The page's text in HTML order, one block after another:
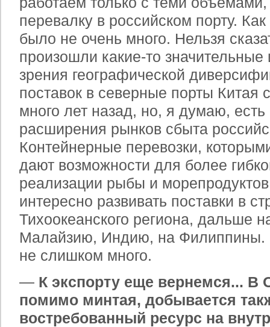
перевалку в российском порту.
было не очень много. Нельзя
произошли какие-то значительные
зрения географической
поставок в северные порты Китая
много лет назад, но, я думаю,
расширения рынков сбыта
Контейнерные перевозки,
дают возможности для более
реализации рыбы и
интересно развивать поставки в
Тихоокеанского региона, дальше
Малайзию, Индию, на Филиппины.
не слишком много.
— К экспорту еще вернемся... В
помимо минтая, добывается
востребованный ресурс на